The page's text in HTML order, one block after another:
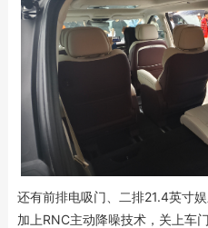
还有前排电吸门、二排21.4英寸
加上RNC主动降噪技术，关上车